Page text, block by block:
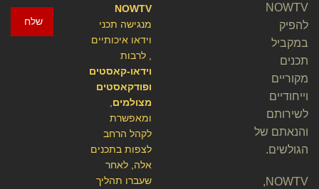
שלח
NOWTV
מנגישה תכני
וידאו איכותיים
, לרבות
וידאו-קאסטים
ופודקאסטים
מצולמים
ומאפשרת
לקהל הרחב
לצפות בתכנים
אלה, לאחר
שעברו תהליך
NOWTV
להפיק
במקביל
תכנים
מקוריים
וייחודיים
לשירותם
והנאתם של
הגולשים.
NOWTV,